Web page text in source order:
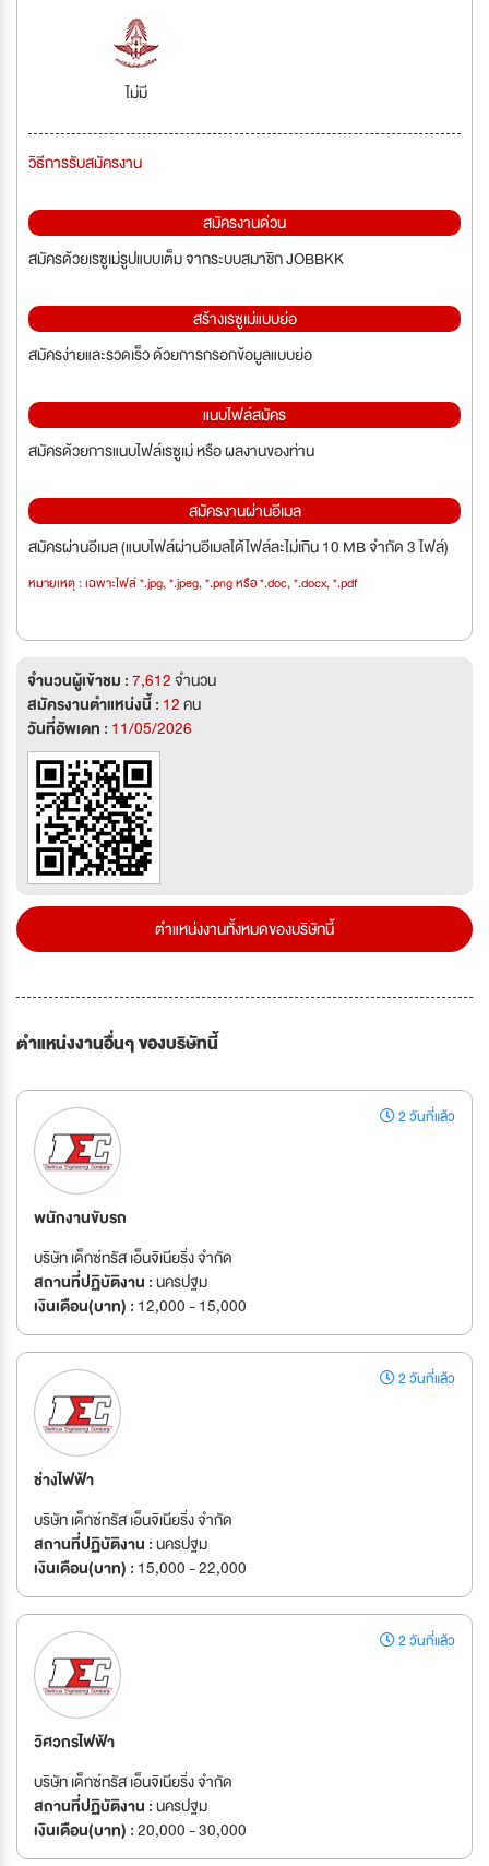
ไม่มี
วิธีการรับสมัครงาน
สมัครงานด่วน
สมัครด้วยเรซูเม่รูปแบบเต็ม จากระบบสมาชิก JOBBKK
สร้างเรซูเม่แบบย่อ
สมัครง่ายและรวดเร็ว ด้วยการกรอกข้อมูลแบบย่อ
แนบไฟล์สมัคร
สมัครด้วยการแนบไฟล์เรซูเม่ หรือ ผลงานของท่าน
สมัครงานผ่านอีเมล
สมัครผ่านอีเมล (แนบไฟล์ผ่านอีเมลได้ไฟล์ละไม่เกิน 10 MB จำกัด 3 ไฟล์)
หมายเหตุ : เฉพาะไฟล์ *.jpg, *.jpeg, *.png หรือ *.doc, *.docx, *.pdf
จำนวนผู้เข้าชม :7,612จำนวน
สมัครงานตำแหน่งนี้ : 12คน
วันที่อัพเดท : 11/05/2026
ตำแหน่งงานทั้งหมดของบริษัทนี้
ตำแหน่งงานอื่นๆ ของบริษัทนี้
2 วันที่แล้ว
พนักงานขับรถ
บริษัท เด็กซ์ทรัส เอ็นจิเนียริ่ง จำกัด
สถานที่ปฏิบัติงาน :นครปฐม
เงินเดือน(บาท) : 12,000 - 15,000
2 วันที่แล้ว
ช่างไฟฟ้า
บริษัท เด็กซ์ทรัส เอ็นจิเนียริ่ง จำกัด
สถานที่ปฏิบัติงาน :นครปฐม
เงินเดือน(บาท) : 15,000 - 22,000
2 วันที่แล้ว
วิศวกรไฟฟ้า
บริษัท เด็กซ์ทรัส เอ็นจิเนียริ่ง จำกัด
สถานที่ปฏิบัติงาน :นครปฐม
เงินเดือน(บาท) :20,000 - 30,000